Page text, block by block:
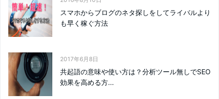
スマホからブログのネタ探しをしてライバルより
も早く稼ぐ方法
2017年6月8日
共起語の意味や使い方は？分析ツール無しでSEO
効果を高める方...